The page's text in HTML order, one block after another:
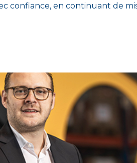
confiance, en continuant de